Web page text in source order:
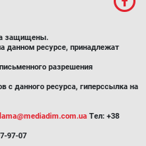
защищены.
данном ресурсе, принадлежат
разрешения
с данного ресурса, гиперссылка на
Тел: +38
97-07